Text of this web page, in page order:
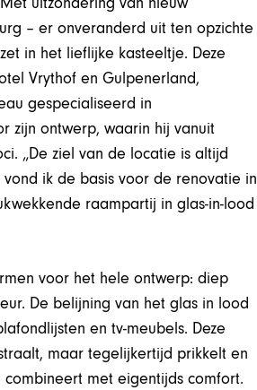
– er onveranderd uit ten opzichte
in het lieflijke kasteeltje. Deze
Vrythof en Gulpenerland,
gespecialiseerd in
zijn ontwerp, waarin hij vanuit
„De ziel van de locatie is altijd
ik de basis voor de renovatie in
raampartij in glas-in-lood
voor het hele ontwerp: diep
De belijning van het glas in lood
en tv-meubels. Deze
maar tegelijkertijd prikkelt en
met eigentijds comfort.